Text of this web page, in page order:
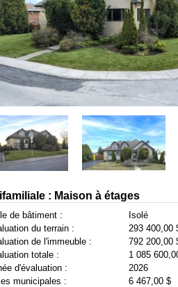
: Maison à étages
de bâtiment :
Isolé
du terrain :
293 400,00
de l'immeuble :
792 200,00
totale :
1 085
d'évaluation :
2026
municipales :
6 467,00 $